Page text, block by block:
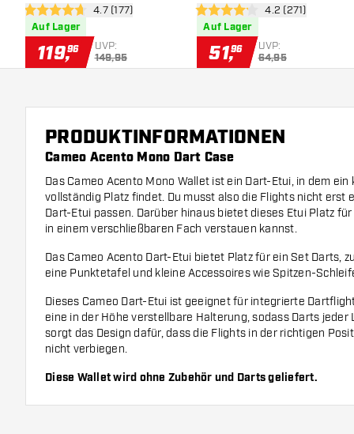
DartpfeileBewertungsbereich öffnen
4.7 Bewertungssterne
4.7 (177)
Auf Lager
119,96 UVP:
149,95
4.2 Bewertungssterne
4.2 (271)
Auf Lager
51,96 UVP:
64,95
PRODUKTINFORMATIONEN
Cameo Acento Mono Dart Case
Das Cameo Acento Mono Wallet ist ein Dart-Etui, in dem
vollständig Platz findet. Du musst also die Flights nicht erst
Dart-Etui passen. Darüber hinaus bietet dieses Etui Platz
in einem verschließbaren Fach verstauen kannst.
Das Cameo Acento Dart-Etui bietet Platz für ein Set Darts,
eine Punktetafel und kleine Accessoires wie Spitzen-
Dieses Cameo Dart-Etui ist geeignet für integrierte
eine in der Höhe verstellbare Halterung, sodass Darts jeder
sorgt das Design dafür, dass die Flights in der richtigen
nicht verbiegen.
Diese Wallet wird ohne Zubehör und Darts geliefert.
Abmessungen: